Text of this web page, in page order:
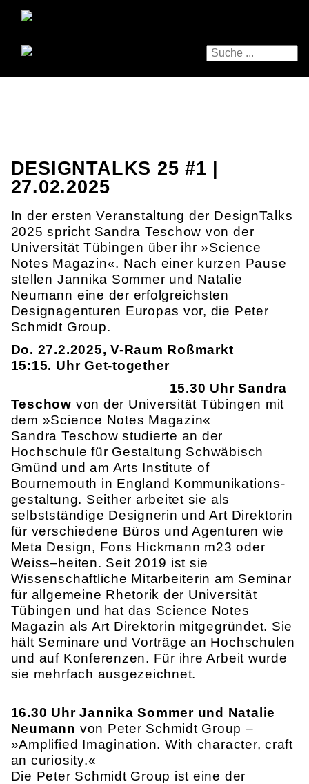
DESIGNTALKS 25 #1 |
27.02.2025
In der ersten Veranstaltung der DesignTalks
2025 spricht Sandra Teschow von der
Universität Tübingen über ihr »Science
Notes Magazin«. Nach einer kurzen Pause
stellen Jannika Sommer und Natalie
Neumann eine der erfolgreichsten
Designagenturen Europas vor, die Peter
Schmidt Group.
Do. 27.2.2025, V-Raum Roßmarkt
15:15. Uhr Get-together
15.30 Uhr Sandra
Teschow von der Universität Tübingen mit
dem »Science Notes Magazin«
Sandra Teschow studierte an der
Hochschule für Gestaltung Schwäbisch
Gmünd und am Arts Institute of
Bournemouth in England Kommuni­kations­
ge­stal­tung. Seither arbeitet sie als
selbstständige Designerin und Art Direktorin
für verschiedene Büros und Agenturen wie
Meta Design, Fons Hickmann m23 oder
Weiss–heiten. Seit 2019 ist sie
Wissenschaftliche Mitarbeiterin am Seminar
für allgemeine Rhetorik der Universität
Tübingen und hat das Science Notes
Magazin als Art Direktorin mitgegründet. Sie
hält Seminare und Vorträge an Hochschulen
und auf Konferenzen. Für ihre Arbeit wurde
sie mehrfach ausgezeichnet.
16.30 Uhr Jannika Sommer und Natalie
Neumann von Peter Schmidt Group –
»Amplified Imagination. With character, craft
an curiosity.«
Die Peter Schmidt Group ist eine der